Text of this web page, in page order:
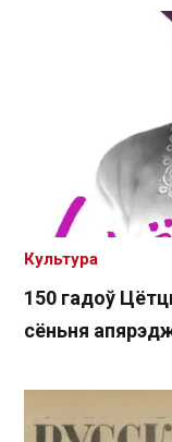
150 гадоў
сёньня
Культура